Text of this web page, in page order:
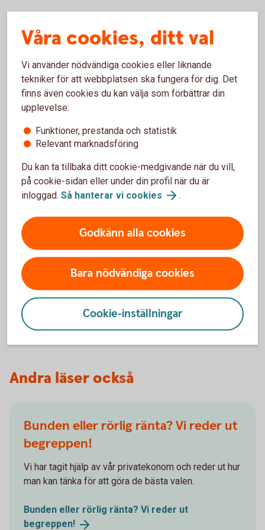
Om
styrräntan
Från reporänta till styrränta
2022 bytte Riksbanken namn på reporäntan till
styrräntan. Namnet reporänta kom från instrumentet
penningpolitiska repor som Riksbanken inte hade
använt sedan 2008. Det nya namnet styrränta
matchar räntans syfte bättre, det vill säga att styra
dagslåneräntan och påverka andra räntor i ekonomin
för att uppnå inflationsmålet.
Andra läser också
Bunden eller rörlig ränta? Vi reder ut
begreppen!
Vi har tagit hjälp av vår privatekonom och reder ut hur
man kan tänka för att göra de bästa valen.
Bunden eller rörlig ränta? Vi reder ut
begreppen!
Våra cookies, ditt val
Vi använder nödvändiga cookies eller liknande
tekniker för att webbplatsen ska fungera för dig. Det
finns även cookies du kan välja som förbättrar din
upplevelse:
Funktioner, prestanda och statistik
Relevant marknadsföring
Du kan ta tillbaka ditt cookie-medgivande när du vill,
på cookie-sidan eller under din profil när du är
inloggad. Så hanterar vi cookies .
Godkänn alla cookies
Bara nödvändiga cookies
Cookie-inställningar